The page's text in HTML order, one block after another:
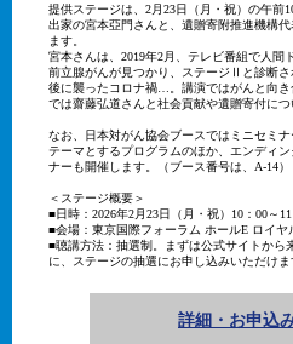
提供ステージは、2月23日（月・祝）の午前
出家の宮本亞門さんと、遺贈寄附推進機構
ます。
宮本さんは、2019年2月、テレビ番組で人間
前立腺がんが見つかり、ステージⅡと診断
後に襲ったコロナ禍…。講演ではがんと向
では齋藤弘道さんと社会貢献や遺贈寄付につ
なお、日本対がん協会ブースではミニセミ
テーマとするプログラムのほか、エンディ
ナーも開催します。（ブース番号は、A-14）
＜ステージ概要＞
■日時：2026年2月23日（月・祝）10：00～
■会場：東京国際フォーラム ホールE ロイヤ
■聴講方法：抽選制。まずは公式サイトから
に、ステージの抽選にお申し込みいただけま
詳細・お申込